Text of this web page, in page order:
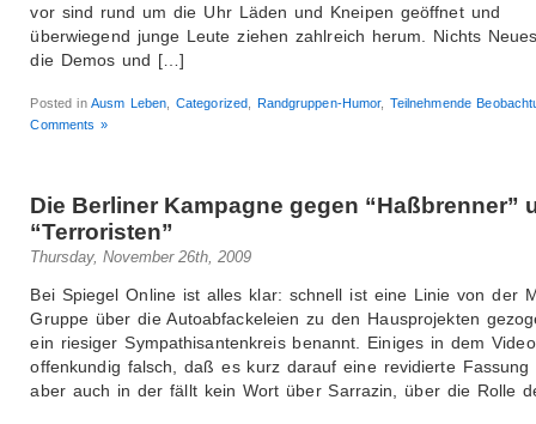
vor sind rund um die Uhr Läden und Kneipen geöffnet und
überwiegend junge Leute ziehen zahlreich herum. Nichts
die Demos und […]
Posted inAusm Leben Categorized Randgruppen-Humor, Teilnehmende
Comments »
Die Berliner Kampagne gegen “Haßbrenner”
“Terroristen”
Thursday, November 26th, 2009
Bei Spiegel Online ist alles klar: schnell ist eine Linie von der
Gruppe über die Autoabfackeleien zu den Hausprojekten
ein riesiger Sympathisantenkreis benannt. Einiges in dem
offenkundig falsch, daß es kurz darauf eine revidierte Fassung
aber auch in der fällt kein Wort über Sarrazin, über die Rolle